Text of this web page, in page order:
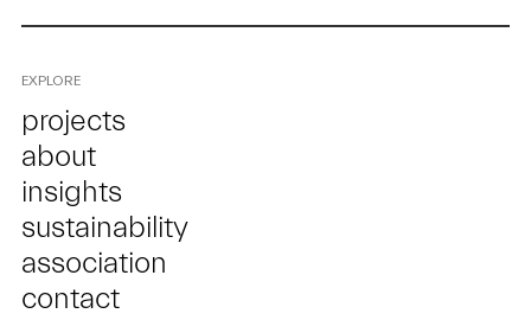
EXPLORE
projects
about
insights
sustainability
association
contact